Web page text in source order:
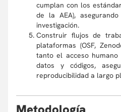
cumplan con los
de la AEA),
investigación.
Construir flujos de
plataformas (OSF,
tanto el acceso
datos y códigos,
reproducibilidad a largo